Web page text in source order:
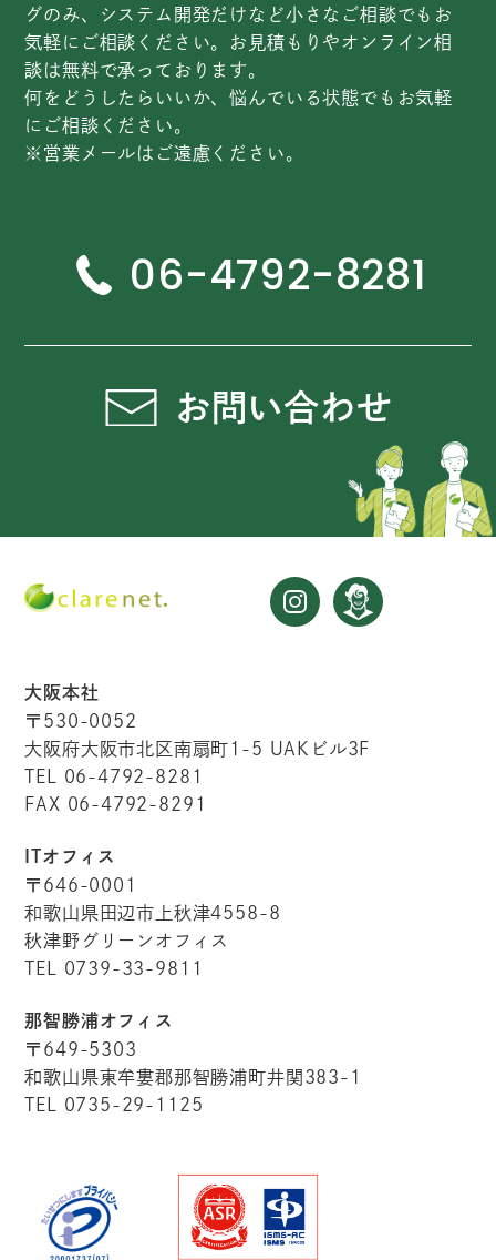
グのみ、システム開発だけなど小さなご相談でもお
気軽にご相談ください。お見積もりやオンライン相
談は無料で承っております。
何をどうしたらいいか、悩んでいる状態でもお気軽
にご相談ください。
※営業メールはご遠慮ください。
06-4792-8281
お問い合わせ
大阪本社
〒530-0052
大阪府大阪市北区南扇町1-5 UAKビル3F
TEL 06-4792-8281
FAX 06-4792-8291
ITオフィス
〒646-0001
和歌山県田辺市上秋津4558-8
秋津野グリーンオフィス
TEL 0739-33-9811
那智勝浦オフィス
〒649-5303
和歌山県東牟婁郡那智勝浦町井関383-1
TEL 0735-29-1125